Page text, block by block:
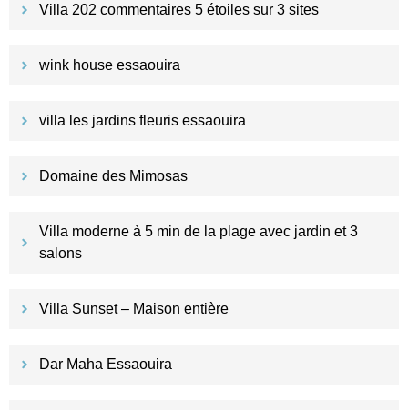
Villa 202 commentaires 5 étoiles sur 3 sites
wink house essaouira
villa les jardins fleuris essaouira
Domaine des Mimosas
Villa moderne à 5 min de la plage avec jardin et 3
salons
Villa Sunset – Maison entière
Dar Maha Essaouira